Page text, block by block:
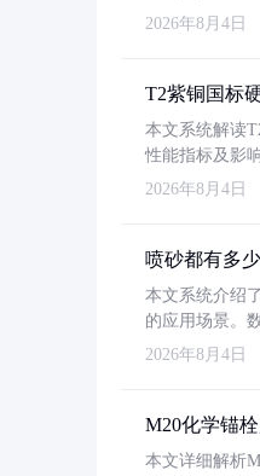
2026年8月4日
T2紫铜国标
本文系统解读
性能指标及影
2026年8月4日
喷砂都有多
本文系统介绍
的应用场景。
2026年8月4日
M20化学锚
本文详细解析